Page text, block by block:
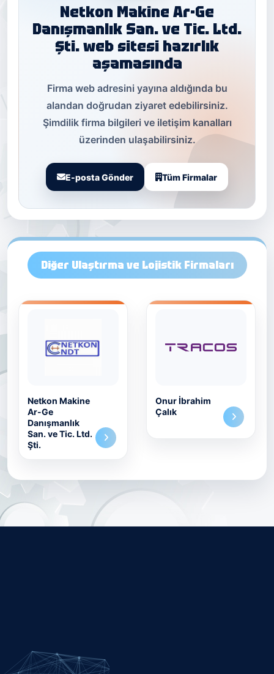
Netkon Makine Ar-Ge
Danışmanlık San. ve Tic. Ltd.
Şti. web sitesi hazırlık
aşamasında
Firma web adresini yayına aldığında bu
alandan doğrudan ziyaret edebilirsiniz.
Şimdilik firma bilgileri ve iletişim kanalları
üzerinden ulaşabilirsiniz.
E-posta Gönder Tüm Firmalar
Diğer Ulaştırma ve Lojistik Firmaları
Netkon Makine
Ar-Ge
Danışmanlık
San. ve Tic. Ltd.
Şti.
Onur İbrahim
Çalık